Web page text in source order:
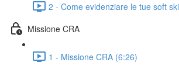
2 - Come evidenziare le tue soft
Missione CRA
1 - Missione CRA (6:26)